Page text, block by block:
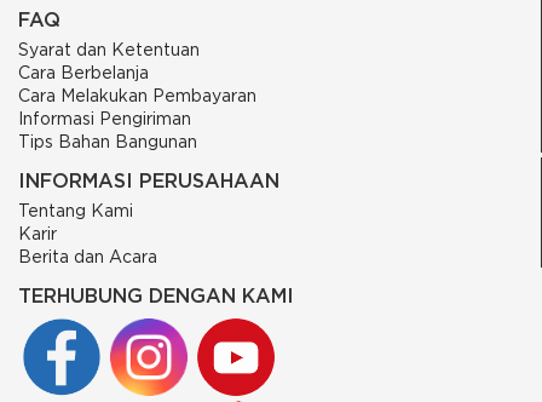
FAQ
Syarat dan Ketentuan
Cara Berbelanja
Cara Melakukan Pembayaran
Informasi Pengiriman
Tips Bahan Bangunan
INFORMASI PERUSAHAAN
Tentang Kami
Karir
Berita dan Acara
TERHUBUNG DENGAN KAMI